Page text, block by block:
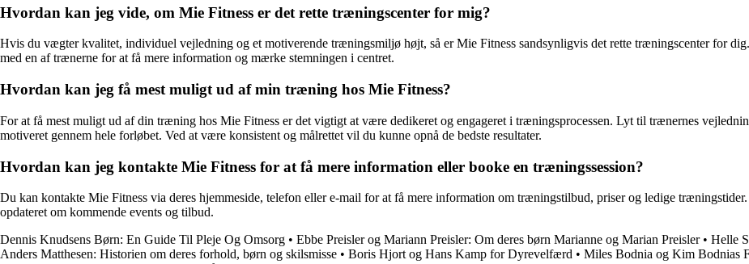
Hvordan kan jeg vide, om Mie Fitness er det rette træningscenter for mig?
Hvis du vægter kvalitet, individuel vejledning og et motiverende træningsmiljø højt, så er Mie Fitness sandsynligvis det rette træningscenter for
med en af trænerne for at få mere information og mærke stemningen i centret.
Hvordan kan jeg få mest muligt ud af min træning hos Mie Fitness?
For at få mest muligt ud af din træning hos Mie Fitness er det vigtigt at være dedikeret og engageret i træningsprocessen. Lyt til trænernes
motiveret gennem hele forløbet. Ved at være konsistent og målrettet vil du kunne opnå de bedste resultater.
Hvordan kan jeg kontakte Mie Fitness for at få mere information eller booke en træningssession?
Du kan kontakte Mie Fitness via deres hjemmeside, telefon eller e-mail for at få mere information om træningstilbud, priser og ledige
opdateret om kommende events og tilbud.
Dennis Knudsens Børn: En Guide Til Pleje Og Omsorg • Ebbe Preisler og Mariann Preisler: Om deres børn Marianne og Marian Preisler• Helle
Anders Matthesen: Historien om deres forhold, børn og skilsmisse • Boris Hjort og Hans Kamp for Dyrevelfærd • Miles Bodnia og Kim Bodnias